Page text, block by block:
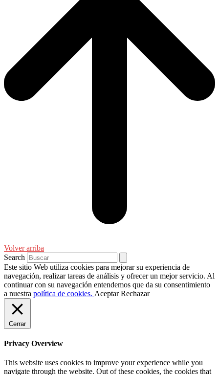
Volver arriba
Search
Este sitio Web utiliza cookies para mejorar su experiencia de
navegación, realizar tareas de análisis y ofrecer un mejor servicio. Al
continuar con su navegación entendemos que da su consentimiento
a nuestra política de cookies. Aceptar Rechazar
Cerrar
Privacy Overview
This website uses cookies to improve your experience while you
navigate through the website. Out of these cookies, the cookies that